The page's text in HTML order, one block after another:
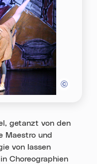
getanzt von den
Maestro und
von Iassen
Choreographien